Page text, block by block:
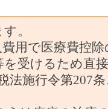
。
用で医療費控
受けるため直
法施行令第207